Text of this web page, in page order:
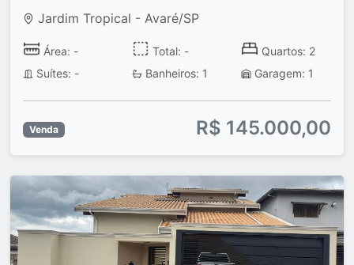
Jardim Tropical - Avaré/SP
Área: - Total: -
Quartos: 2
Suítes: -
Banheiros: 1 Garagem: 1
Venda R$ 145.000,00